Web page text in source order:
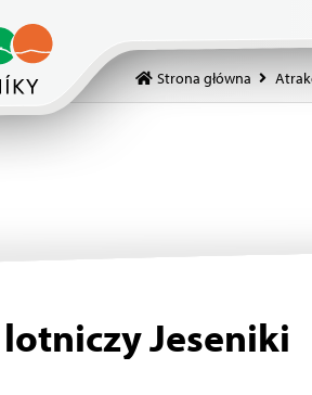
Strona główna
lotniczy Jeseniki